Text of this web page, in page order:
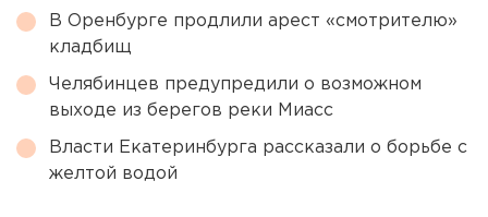
В Оренбурге продлили арест «смотрителю»
кладбищ
Челябинцев предупредили о возможном
выходе из берегов реки Миасс
Власти Екатеринбурга рассказали о борьбе с
желтой водой